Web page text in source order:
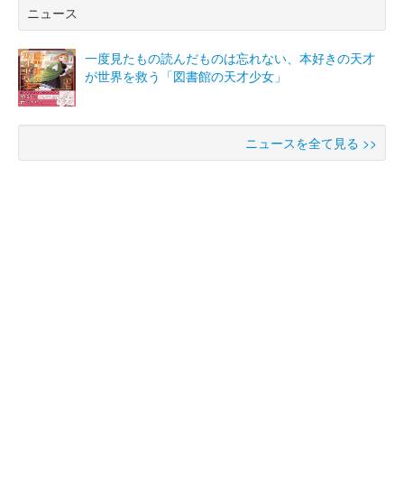
ニュース
一度見たもの読んだものは忘れない、本好きの天才
が世界を救う「図書館の天才少女」
ニュースを全て見る >>